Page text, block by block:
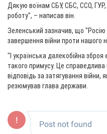
Дякую воїнам СБУ, СБС, ССО, ГУР,
роботу", – написав він.
Зеленський зазначив, що
завершення війни проти нашого
"І українська далекобійна
такого примусу. Це справедлива
відповідь за затягування війни,
резюмував глава держави.